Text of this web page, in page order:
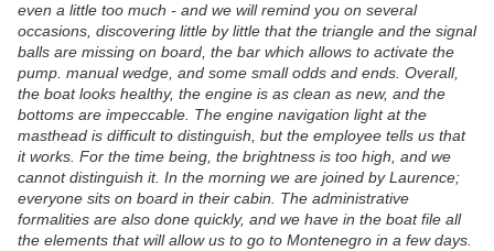
even a little too much - and we will remind you on several
occasions, discovering little by little that the triangle and the signal
balls are missing on board, the bar which allows to activate the
pump. manual wedge, and some small odds and ends. Overall,
the boat looks healthy, the engine is as clean as new, and the
bottoms are impeccable. The engine navigation light at the
masthead is difficult to distinguish, but the employee tells us that
it works. For the time being, the brightness is too high, and we
cannot distinguish it. In the morning we are joined by Laurence;
everyone sits on board in their cabin. The administrative
formalities are also done quickly, and we have in the boat file all
the elements that will allow us to go to Montenegro in a few days.